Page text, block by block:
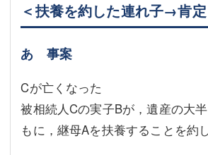
＜扶養を約した連れ子→肯定
あ 事案
Cが亡くなった
被相続人Cの実子Bが，遺産の大
もに，継母Aを扶養することを約